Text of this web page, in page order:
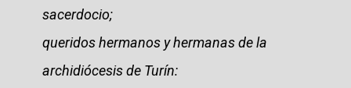
sacerdocio;
queridos hermanos y hermanas de la
archidiócesis de Turín: